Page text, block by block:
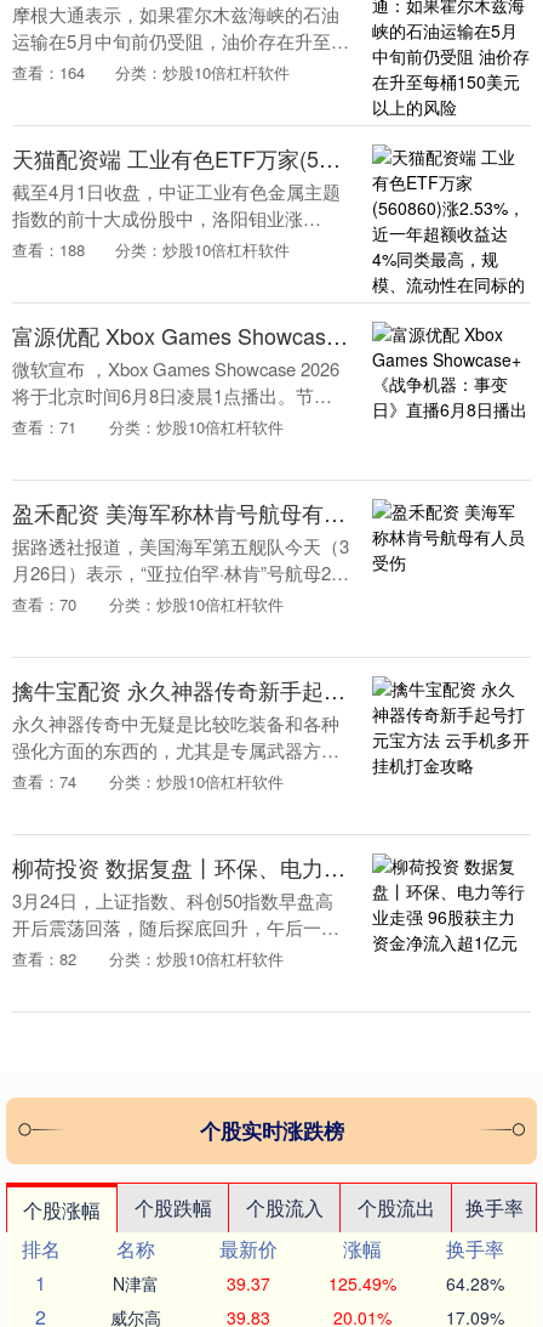
摩根大通表示，如果霍尔木兹海峡的石油
运输在5月中旬前仍受阻，油价存在升至每
桶150美元以上的风险。....
查看：164 分类：炒股10倍杠杆软件
天猫配资端 工业有色ETF万家(560860)涨2.53%，近一年超额收益达4%同类最高，规模、流动性在同标的ETF中第一
截至4月1日收盘，中证工业有色金属主题
指数的前十大成份股中，洛阳钼业涨
6.36%，北方稀土涨1.68%，中国铝业涨
0.....
查看：188 分类：炒股10倍杠杆软件
富源优配 Xbox Games Showcase+《战争机器：事变日》直播6月8日播出
微软宣布 ，Xbox Games Showcase 2026
将于北京时间6月8日凌晨1点播出。节目
结束后将立即播出《战争机器：事变日》
查看：71 分类：炒股10倍杠杆软件
盈禾配资 美海军称林肯号航母有人员受伤
据路透社报道，美国海军第五舰队今天（3
月26日）表示，“亚拉伯罕·林肯”号航母25
日在阿拉伯海执行任务期间有水手受伤，
命。....
查看：70 分类：炒股10倍杠杆软件
擒牛宝配资 永久神器传奇新手起号打元宝方法 云手机多开挂机打金攻略
永久神器传奇中无疑是比较吃装备和各种
强化方面的东西的，尤其是专属武器方面
更是比较重要，生肖的加成也是比较明显
一、猩猩战甲 任....
查看：74 分类：炒股10倍杠杆软件
柳荷投资 数据复盘丨环保、电力等行业走强 96股获主力资金净流入超1亿元
3月24日，上证指数、科创50指数早盘高
开后震荡回落，随后探底回升，午后一度
回落，之后再度上扬；深证成指、创业板
午后再度回落....
查看：82 分类：炒股10倍杠杆软件
个股实时涨跌榜
个股涨幅 个股跌幅 个股流入 个股流出
换手率
排名
名称 最新价 涨幅
换手率
1
N津富 39.37 125.49% 64.28%
2 威尔高 39.83 20.01% 17.09%